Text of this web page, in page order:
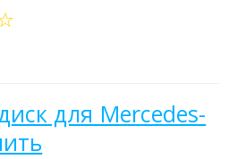
для Mercedes-